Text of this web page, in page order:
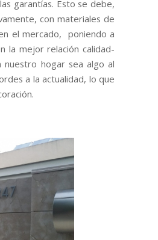
garantías. Esto se debe,
con materiales de
el mercado, poniendo a
la mejor relación calidad-
nuestro hogar sea algo al
a la actualidad, lo que